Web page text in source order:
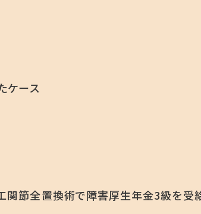
ケース
節全置換術で障害厚生年金3級を受